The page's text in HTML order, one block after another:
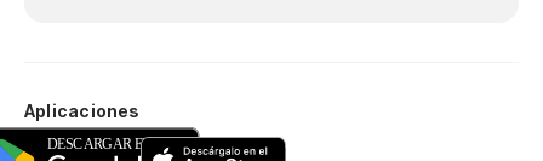
Aplicaciones